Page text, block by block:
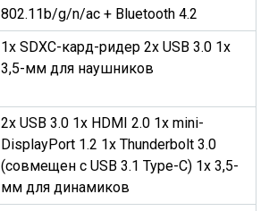
802.11b/g/n/ac + Bluetooth 4.2
1х SDXC-кард-ридер 2х USB 3.0 1x
3,5-мм для наушников
2x USB 3.0 1x HDMI 2.0 1x mini-
DisplayPort 1.2 1x Thunderbolt 3.0
(совмещен с USB 3.1 Type-C) 1x 3,5-
мм для динамиков